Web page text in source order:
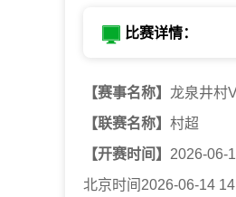
比赛详情：
【赛事名称】 龙泉井村
【联赛名称】 村超
【开赛时间】 2026-06-
北京时间2026-06-14